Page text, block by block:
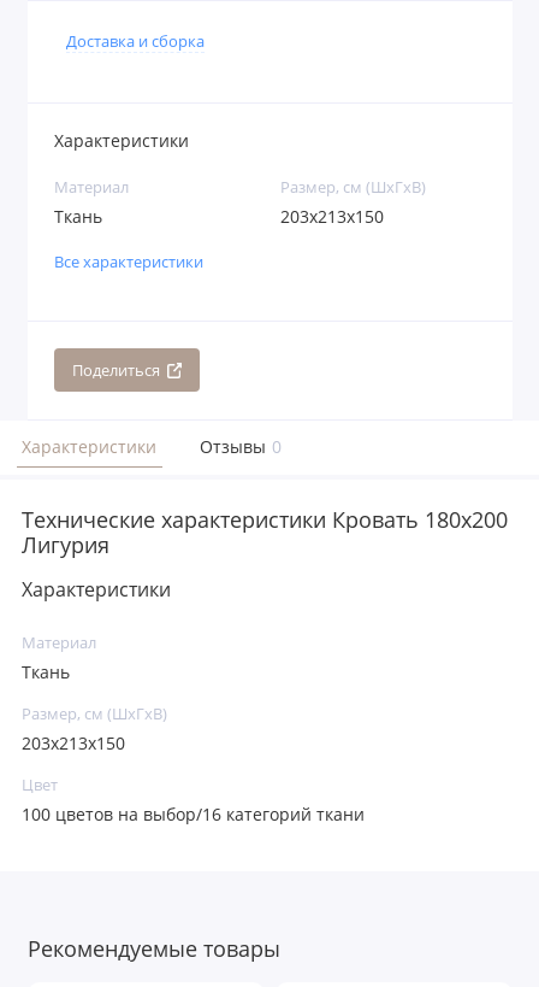
Доставка и сборка
Характеристики
Материал
Ткань
Размер, см (ШхГхВ)
203x213x150
Все характеристики
Поделиться
Характеристики Отзывы 0
Технические характеристики Кровать 180x200
Лигурия
Характеристики
Материал
Ткань
Размер, см (ШхГхВ)
203x213x150
Цвет
100 цветов на выбор/16 категорий ткани
Рекомендуемые товары